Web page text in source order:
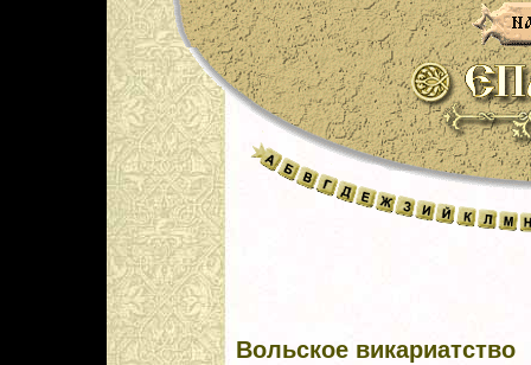
Вольское викариатство